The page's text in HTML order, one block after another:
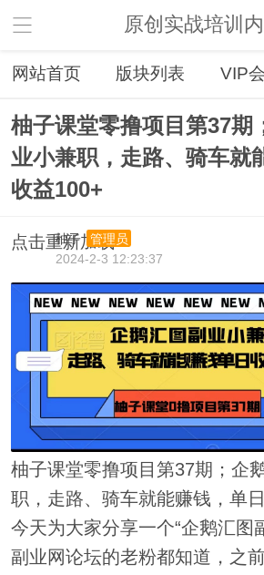
原创实战培训
网站首页 版块列表 VIP
柚子课堂零撸项目第37期
业小兼职，走路、骑车就
收益100+
点击重新加载
柚子
管理员
2024-2-3 12:23:37
柚子课堂零撸项目第37期；企
职，走路、骑车就能赚钱，单
今天为大家分享一个“企鹅汇图
副业网论坛的老粉都知道，之